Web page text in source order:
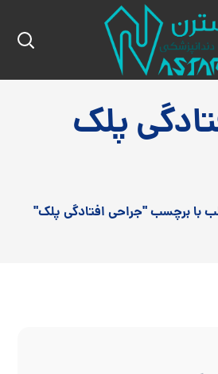
پلک
با برچسب "جراحی افتادگی پلک"